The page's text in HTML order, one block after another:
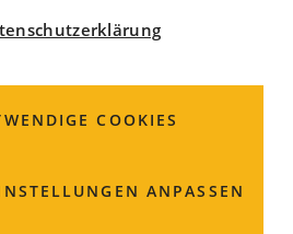
COOKIES
ANPASSEN
Zahlung